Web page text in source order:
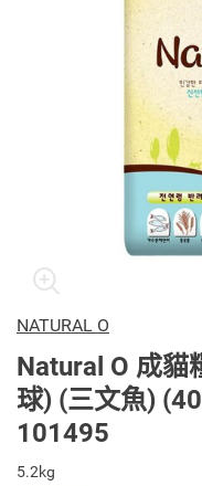
NATURAL O
Natural O 成貓
球) (三文魚)
101495
5.2kg